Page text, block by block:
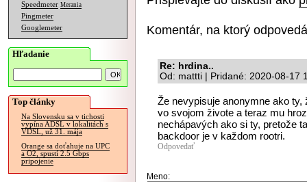
Speedmeter Merania
Pingmeter
Googlemeter
Hľadanie
Top články
Na Slovensku sa v tichosti
vypína ADSL v lokalitách s
VDSL, už 31. mája
Orange sa doťahuje na UPC
a O2, spustí 2.5 Gbps
pripojenie
Komentár, na ktorý
Re: hrdina..
Od: mattti | Pridané: 2020-08-17
Že nevypisuje anonymne ako
vo svojom živote a teraz mu
nechápavých ako si ty, pretože
backdoor je v každom rootri.
Odpovedať
Meno: